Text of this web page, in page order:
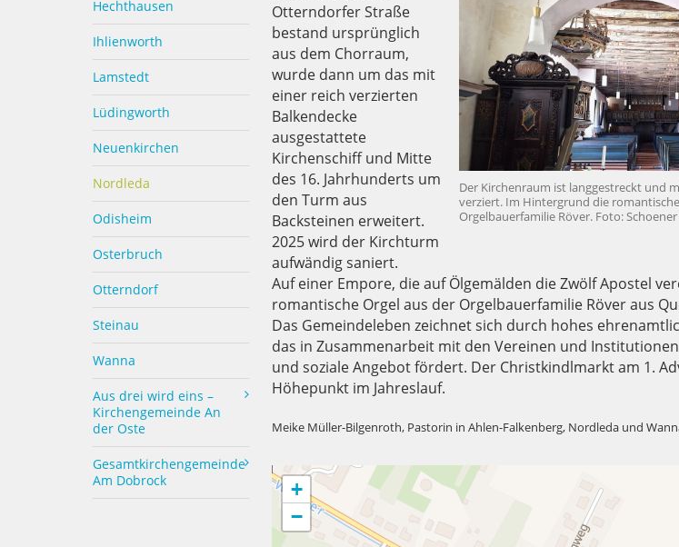
Hechthausen
Ihlienworth
Lamstedt
Lüdingworth
Neuenkirchen
Nordleda
Odisheim
Osterbruch
Otterndorf
Steinau
Wanna
Aus drei wird eins –
Kirchengemeinde An
der Oste
Gesamtkirchengemeinde
Am Dobrock
Der Kirchenraum ist langgestreckt und
verziert. Im Hintergrund die
Orgelbauerfamilie Röver. Foto: Schoener
Otterndorfer Straße
bestand ursprünglich
aus dem Chorraum,
wurde dann um das mit
einer reich verzierten
Balkendecke
ausgestattete
Kirchenschiff und Mitte
des 16. Jahrhunderts um
den Turm aus
Backsteinen erweitert.
2025 wird der Kirchturm
aufwändig saniert.
Auf einer Empore, die auf Ölgemälden die Zwölf Apostel
romantische Orgel aus der Orgelbauerfamilie Röver aus
Das Gemeindeleben zeichnet sich durch hohes
das in Zusammenarbeit mit den Vereinen und
und soziale Angebot fördert. Der Christkindlmarkt am 1.
Höhepunkt im Jahreslauf.
Meike Müller-Bilgenroth, Pastorin in Ahlen-Falkenberg, Nordleda und
+
−